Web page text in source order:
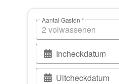
Aantal Gasten *
Incheckdatum
Uitcheckdatum